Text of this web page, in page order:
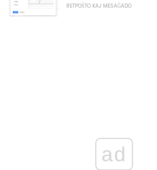
RETPOŜTO KAJ MESAĜADO
ad